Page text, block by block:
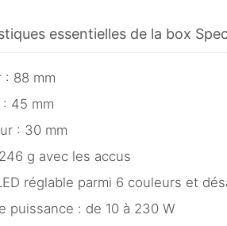
essentielles de la box
: 88 mm
45 mm
: 30 mm
g avec les accus
réglable parmi 6 couleurs et
puissance : de 10 à 230 W